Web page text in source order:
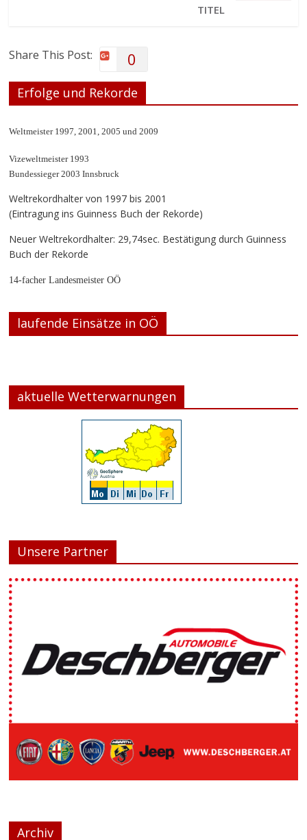
TITEL
Share This Post: 0
Erfolge und Rekorde
Weltmeister 1997, 2001, 2005 und 2009
Vizeweltmeister 1993
Bundessieger 2003 Innsbruck
Weltrekordhalter von 1997 bis 2001
(Eintragung ins Guinness Buch der Rekorde)
Neuer Weltrekordhalter: 29,74sec. Bestätigung durch Guinness
Buch der Rekorde
14-facher Landesmeister OÖ
laufende Einsätze in OÖ
aktuelle Wetterwarnungen
Unsere Partner
Archiv